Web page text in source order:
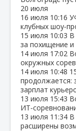
20 июля
16 июля 10:16
клубных
15 июля 10:03 В
за похищение
14 июля 17:02
окружных
14 июля 10:48
продолжается:
зарплат
13 июля 15:43
13 июля 11:34 В
расширены